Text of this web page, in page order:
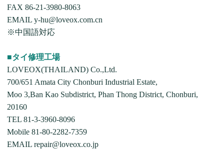
FAX 86-21-3980-8063
EMAIL y-hu@loveox.com.cn
※中国語対応
■タイ修理工場
LOVEOX(THAILAND) Co.,Ltd.
700/651 Amata City Chonburi Industrial Estate,
Moo 3,Ban Kao Subdistrict, Phan Thong District, Chonburi,
20160
TEL 81-3-3960-8096
Mobile 81-80-2282-7359
EMAIL repair@loveox.co.jp